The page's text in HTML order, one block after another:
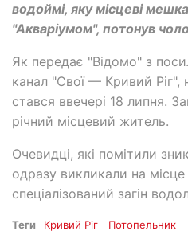
водоймі, яку місцеві
"Акваріумом", потонув
Як передає "Відомо" з
канал "Свої — Кривий
стався ввечері 18 липня.
річний місцевий житель.
Очевидці, які помітили
одразу викликали на місце
спеціалізований загін
Теги Кривий Ріг Потопельник